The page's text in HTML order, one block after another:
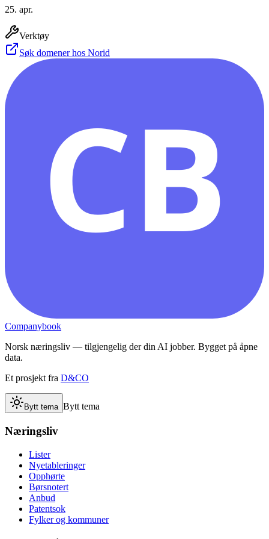
25. apr.
Verktøy
Søk domener hos Norid
CB
Companybook
Norsk næringsliv — tilgjengelig der din AI jobber. Bygget på åpne
data.
Et prosjekt fra D&CO
Bytt tema Bytt tema
Næringsliv
Lister
Nyetableringer
Opphørte
Børsnotert
Anbud
Patentsok
Fylker og kommuner